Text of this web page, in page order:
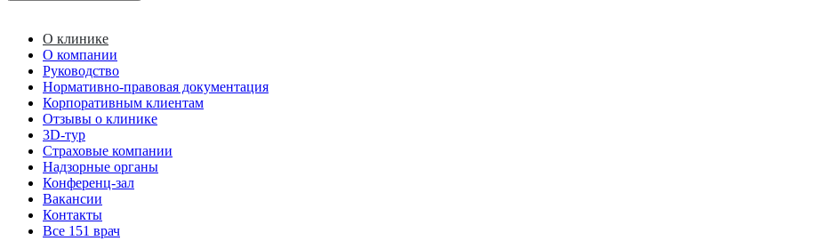
О клинике
О компании
Руководство
Нормативно-правовая документация
Корпоративным клиентам
Отзывы о клинике
3D-тур
Страховые компании
Надзорные органы
Конференц-зал
Вакансии
Контакты
Все 151 врач